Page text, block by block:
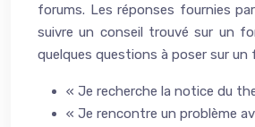
forums. Les réponses fournies
suivre un conseil trouvé sur un
quelques questions à poser sur un
« Je recherche la notice du
« Je rencontre un problème